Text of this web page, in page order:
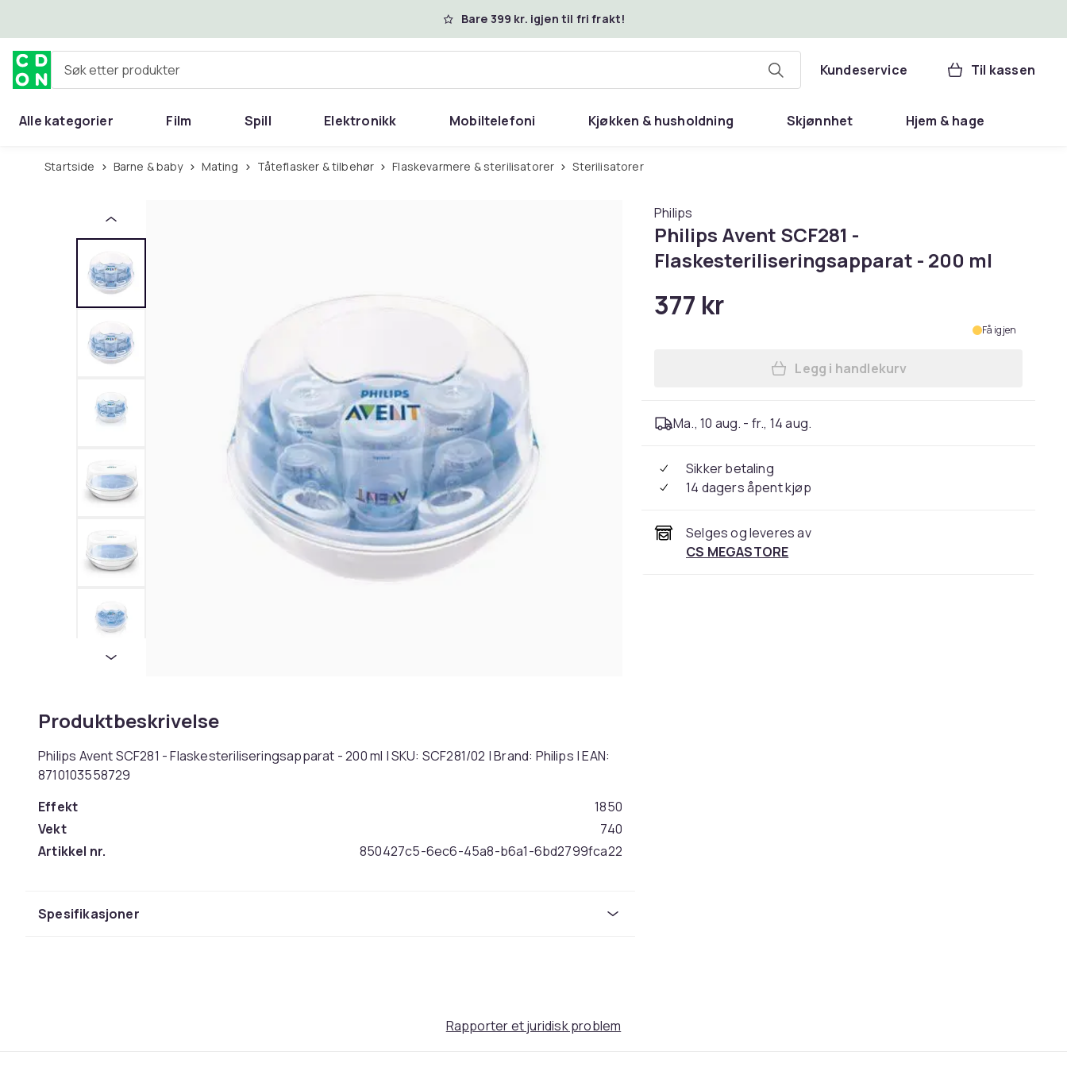
Bare 399 kr. igjen til fri frakt!
Søk etter produkter Kundeservice Til kassen
Alle kategorier Film Spill Elektronikk Mobiltelefoni Kjøkken & husholdning Skjønnhet Hjem & hage
Startside Barne & baby Mating Tåteflasker & tilbehør Flaskevarmere & sterilisatorer Sterilisatorer
Produktbeskrivelse
Philips Avent SCF281 - Flaskesteriliseringsapparat - 200 ml | SKU: SCF281/02 | Brand: Philips | EAN:
8710103558729
Effekt
1850
Vekt
740
Artikkel nr.
850427c5-6ec6-45a8-b6a1-6bd2799fca22
Spesifikasjoner
Philips
Philips Avent SCF281 -
Flaskesteriliseringsapparat - 200 ml
377 kr
Få igjen
Legg Philips Avent SCF281 -
Legg i handlekurv
Ma., 10 aug. - fr., 14 aug.
Sikker betaling
14 dagers åpent kjøp
Selges og leveres av
CS MEGASTORE
Rapporter et juridisk problem